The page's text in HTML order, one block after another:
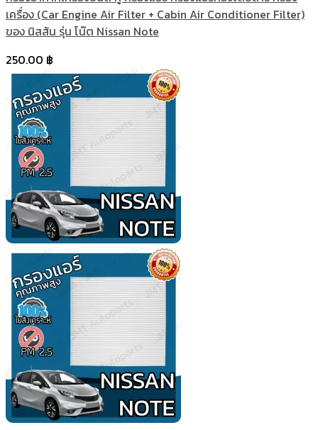
เครื่อง (Car Engine Air Filter + Cabin Air Conditioner Filter)
ของ นิสสัน รุ่น โน๊ต Nissan Note
250.00 ฿